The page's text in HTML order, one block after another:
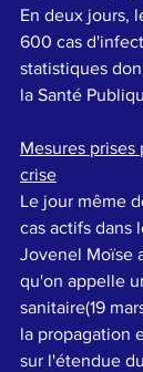
En deux jours,
600 cas
statistiques
la Santé
Mesures prises
crise
Le jour même
cas actifs dans
Jovenel Moïse
qu'on appelle
sanitaire(19
la propagation
sur l'étendue